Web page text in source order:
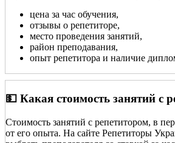
цена за час обучения,
отзывы о репетиторе,
место проведения занятий,
район преподавания,
опыт репетитора и наличие
💵 Какая стоимость занятий с
Стоимость занятий с репетитором, в
от его опыта. На сайте Репетиторы